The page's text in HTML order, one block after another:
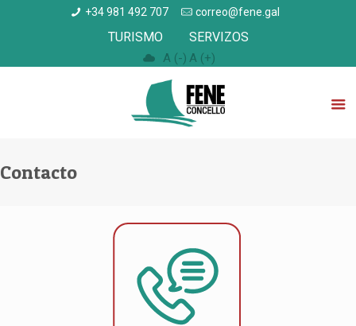
+34 981 492 707 correo@fene.gal
TURISMO SERVIZOS
A (-) A (+)
Contacto